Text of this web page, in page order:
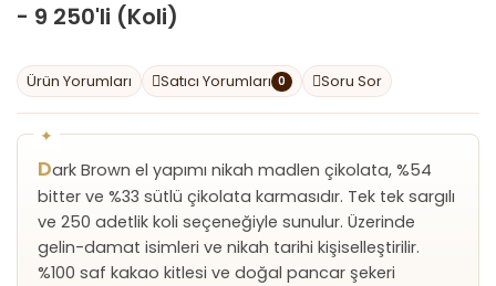
- 9 250'li (Koli)
Ürün Yorumları Satıcı Yorumları 0 Soru Sor
Dark Brown el yapımı nikah madlen çikolata, %54
bitter ve %33 sütlü çikolata karmasıdır. Tek tek sargılı
ve 250 adetlik koli seçeneğiyle sunulur. Üzerinde
gelin-damat isimleri ve nikah tarihi kişiselleştirilir.
%100 saf kakao kitlesi ve doğal pancar şekeri